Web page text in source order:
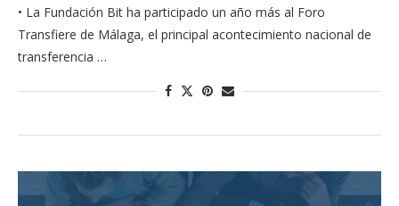
• La Fundación Bit ha participado un año más al Foro
Transfiere de Málaga, el principal acontecimiento nacional de
transferencia …